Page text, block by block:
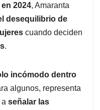
2024, Amaranta
desequilibrio de
cuando deciden
.
incómodo dentro
algunos, representa
señalar las